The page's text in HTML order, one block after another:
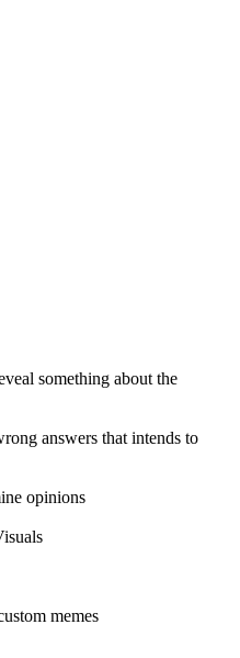
something about the
answers that intends to
opinions
memes